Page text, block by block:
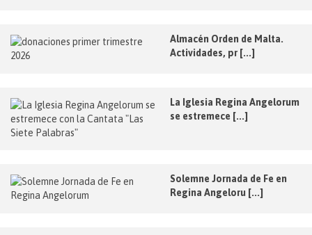
Almacén Orden de Malta.
Actividades, pr [...]
La Iglesia Regina Angelorum
se estremece [...]
Solemne Jornada de Fe en
Regina Angeloru [...]